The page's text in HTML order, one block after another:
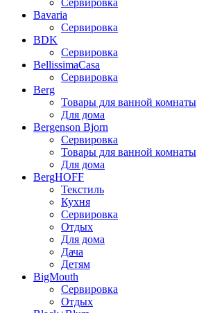
Сервировка
Bavaria
Сервировка
BDK
Сервировка
BellissimaCasa
Сервировка
Berg
Товары для ванной комнаты
Для дома
Bergenson Bjorn
Сервировка
Товары для ванной комнаты
Для дома
BergHOFF
Текстиль
Кухня
Сервировка
Отдых
Для дома
Дача
Детям
BigMouth
Сервировка
Отдых